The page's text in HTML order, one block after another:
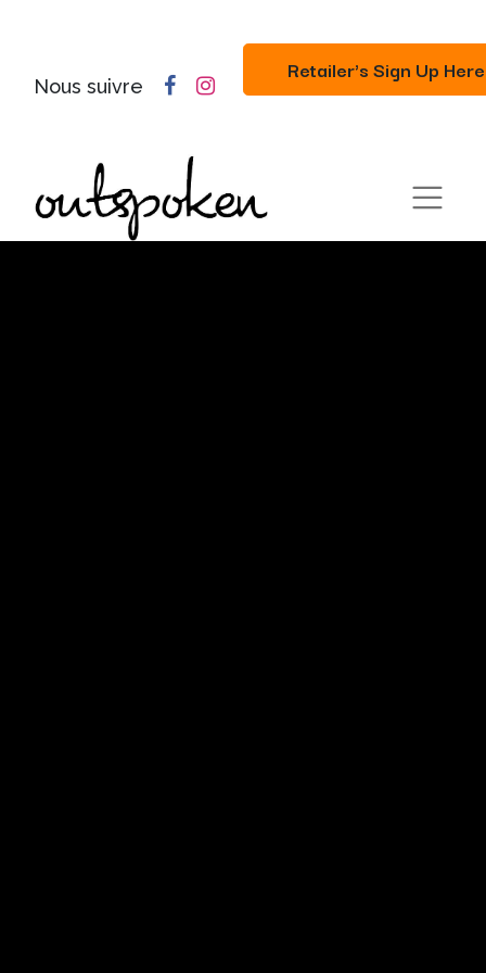
Nous suivre
Retailer's Sign Up Here